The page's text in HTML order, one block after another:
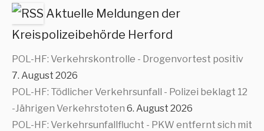
Aktuelle Meldungen der
Kreispolizeibehörde Herford
POL-HF: Verkehrskontrolle - Drogenvortest positiv
7. August 2026
POL-HF: Tödlicher Verkehrsunfall - Polizei beklagt 12
-Jährigen Verkehrstoten 6. August 2026
POL-HF: Verkehrsunfallflucht - PKW entfernt sich mit